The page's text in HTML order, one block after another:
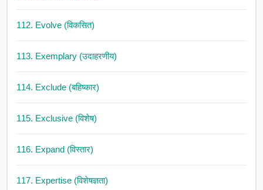
112. Evolve (विकसित)
113. Exemplary (उदाहरणीय)
114. Exclude (बहिष्कार)
115. Exclusive (विशेष)
116. Expand (विस्तार)
117. Expertise (विशेषज्ञता)